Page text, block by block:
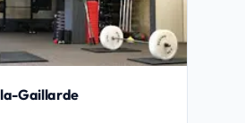
la-Gaillarde